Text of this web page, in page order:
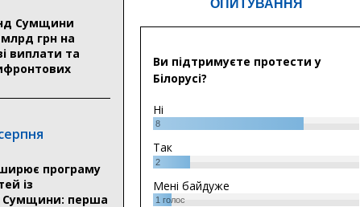
Сумщини
грн на
виплати та
програму
із
Сумщини: перша
ОПИТУВАННЯ
Ви підтримуєте протести у
Білорусі?
Ні
8
Так
2
Мені байдуже
1голос